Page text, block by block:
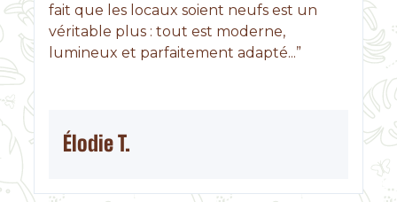
fait que les locaux soient neufs est un
véritable plus : tout est moderne,
lumineux et parfaitement adapté...”
Élodie T.